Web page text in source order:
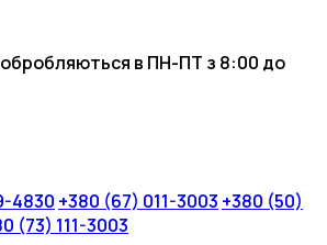
в ПН-ПТ з 8:00 до
4830 +380 (67) 011-3003 +380 (50)
(73) 111-3003